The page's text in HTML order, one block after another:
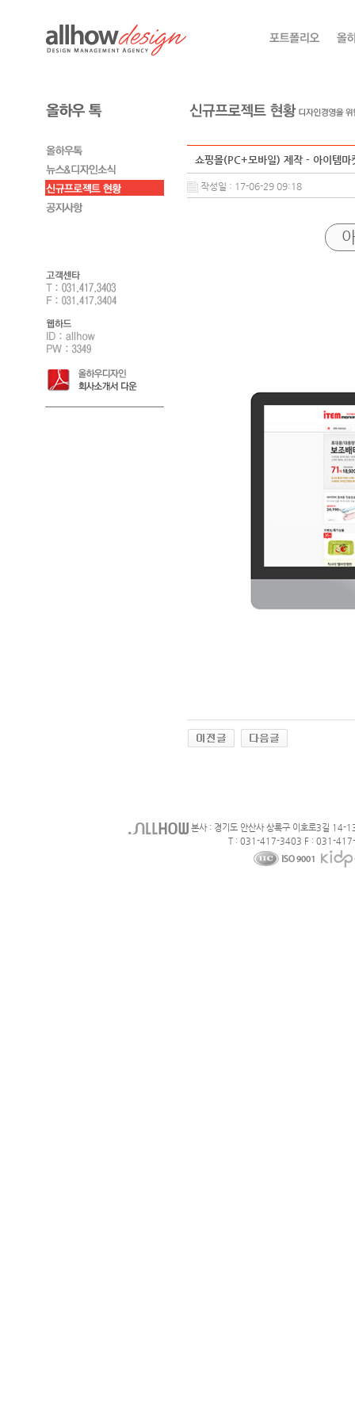
쇼핑몰(PC+모바일) 제작 - 아이템마
작성일 : 17-06-29 09:18
본사 : 경기도 안산사 상록구 이호로3길 14-
T : 031-417-3403 F : 031-